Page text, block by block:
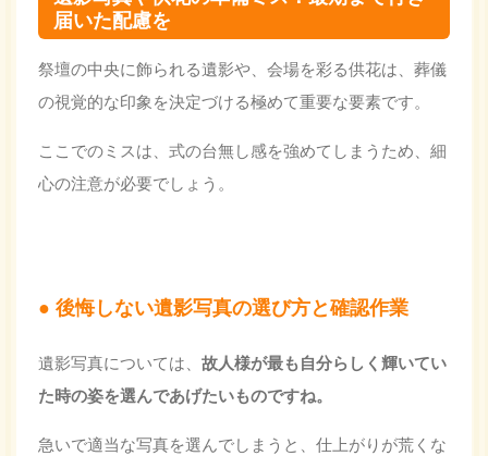
届いた配慮を
祭壇の中央に飾られる遺影や、会場を彩る供花は、葬儀
の視覚的な印象を決定づける極めて重要な要素です。
ここでのミスは、式の台無し感を強めてしまうため、細
心の注意が必要でしょう。
後悔しない遺影写真の選び方と確認作業
遺影写真については、 故人様が最も自分らしく輝いてい
た時の姿を選んであげたいものですね。
急いで適当な写真を選んでしまうと、仕上がりが荒くな